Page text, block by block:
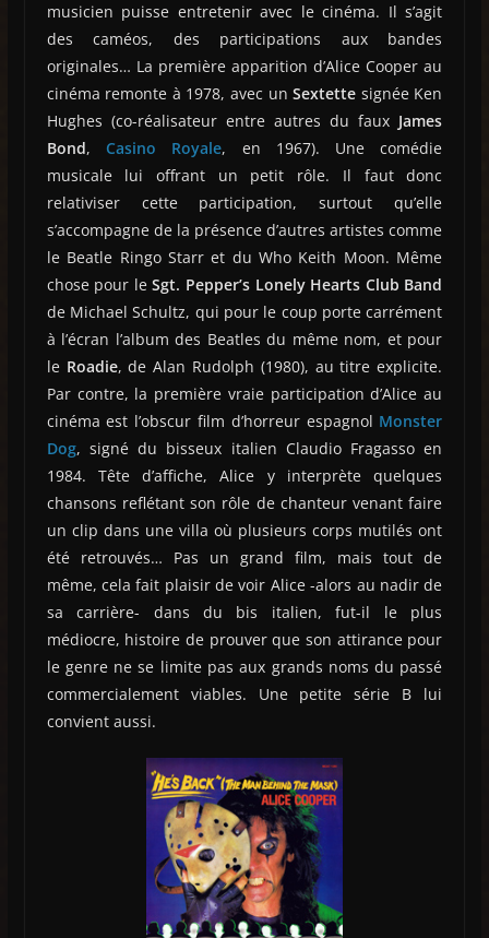
musicien puisse entretenir avec le cinéma. Il s’agit
des caméos, des participations aux bandes
originales… La première apparition d’Alice Cooper au
cinéma remonte à 1978, avec unSextette signée Ken
Hughes (co-réalisateur entre autres du faux James
Bond, Casino Royale, en 1967). Une comédie
musicale lui offrant un petit rôle. Il faut donc
relativiser cette participation, surtout qu’elle
s’accompagne de la présence d’autres artistes comme
le Beatle Ringo Starr et du Who Keith Moon. Même
chose pour leSgt. Pepper’s Lonely Hearts Club Band
de Michael Schultz, qui pour le coup porte carrément
à l’écran l’album des Beatles du même nom, et pour
le Roadie, de Alan Rudolph (1980), au titre explicite.
Par contre, la première vraie participation d’Alice au
cinéma est l’obscur film d’horreur espagnol Monster
Dog, signé du bisseux italien Claudio Fragasso en
1984. Tête d’affiche, Alice y interprète quelques
chansons reflétant son rôle de chanteur venant faire
un clip dans une villa où plusieurs corps mutilés ont
été retrouvés… Pas un grand film, mais tout de
même, cela fait plaisir de voir Alice -alors au nadir de
sa carrière- dans du bis italien, fut-il le plus
médiocre, histoire de prouver que son attirance pour
le genre ne se limite pas aux grands noms du passé
commercialement viables. Une petite série B lui
convient aussi.